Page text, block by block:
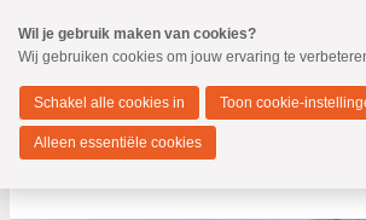
naar
Spring
de
inhoud
Spring
naar
Hendrik-Ido-Ambacht
Wil je gebruik maken van cookies?
Wij gebruiken cookies om jouw ervaring te
Schakel alle cookies in Toon cookie-
Alleen essentiële cookies